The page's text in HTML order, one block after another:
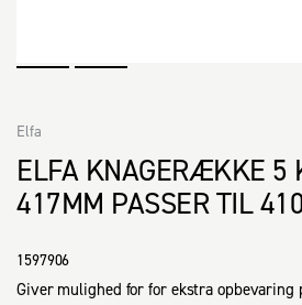
ELFA KNAGERÆKKE 5
417MM PASSER TIL
Elfa
1597906
Giver mulighed for for ekstra opbevaring